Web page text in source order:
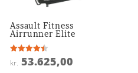
Assault Fitness
Airrunner Elite
Vurderet
4.5
kr. 53.625,00